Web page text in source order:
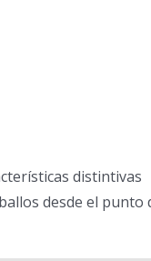
distintivas
desde el punto